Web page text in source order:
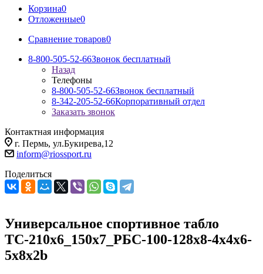
Корзина0
Отложенные0
Сравнение товаров0
8-800-505-52-66Звонок бесплатный
Назад
Телефоны
8-800-505-52-66Звонок бесплатный
8-342-205-52-66Корпоративный отдел
Заказать звонок
Контактная информация
г. Пермь, ул.Букирева,12
inform@riossport.ru
Поделиться
Универсальное спортивное табло
ТС-210х6_150х7_РБС-100-128х8-4х4х6-
5х8х2b